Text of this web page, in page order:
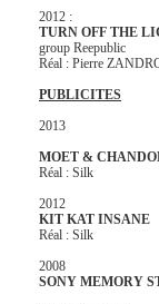
2012 :
TURN OFF THE
group Reepublic
Réal : Pierre
PUBLICITES
2013
MOET &
Réal : Silk
2012
KIT KAT INSANE
Réal : Silk
2008
SONY MEMORY